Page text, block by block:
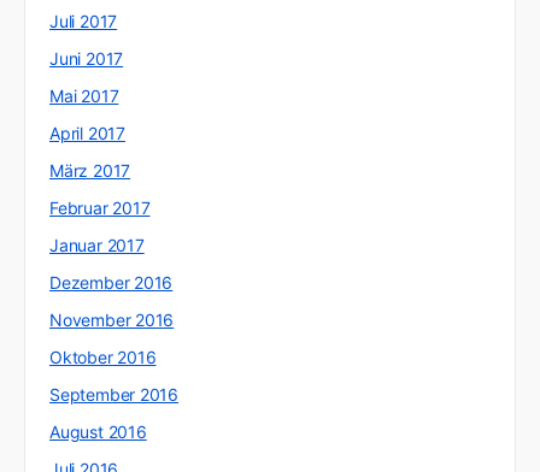
Juli 2017
Juni 2017
Mai 2017
April 2017
März 2017
Februar 2017
Januar 2017
Dezember 2016
November 2016
Oktober 2016
September 2016
August 2016